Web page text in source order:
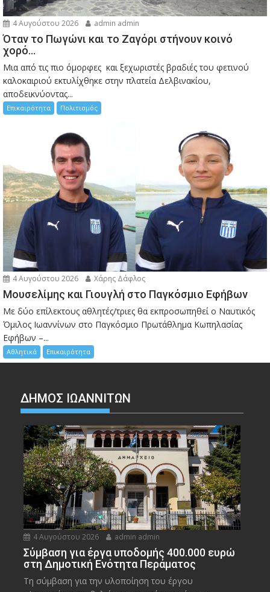
4 Αυγούστου 2026 admin admin
Όταν το Πωγώνι και το Ζαγόρι στήνουν κοινό
χορό…
Μια από τις πιο όμορφες και ξεχωριστές βραδιές του φετινού
καλοκαιριού εκτυλίχθηκε στην πλατεία Δελβινακίου,
αποδεικνύοντας...
Επικαιρότητα Πολιτισμός
4 Αυγούστου 2026 Χάρης Δάφλος
Μουσελίμης και Γιουγλή στο Παγκόσμιο Εφήβων
Mε δύο επίλεκτους αθλητές/τριες θα εκπροσωπηθεί ο Ναυτικός
Όμιλος Ιωαννίνων στο Παγκόσμιο Πρωτάθλημα Κωπηλασίας
Εφήβων –...
Αθλητικά Επικαιρότητα
ΔΗΜΟΣ ΙΩΑΝΝΙΤΩΝ
4 Αυγούστου 2026 admin admin
Σύμβαση για έργα υποδομής 400.000 ευρώ
στη Δημοτική Ενότητα Περάματος
Τη σύμβαση για την υλοποίηση του έργου